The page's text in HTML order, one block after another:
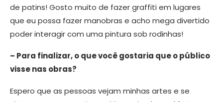
de patins! Gosto muito de fazer graffiti em lugares
que eu possa fazer manobras e acho mega divertido
poder interagir com uma pintura sob rodinhas!
– Para finalizar, o que você gostaria que o público
visse nas obras?
Espero que as pessoas vejam minhas artes e se